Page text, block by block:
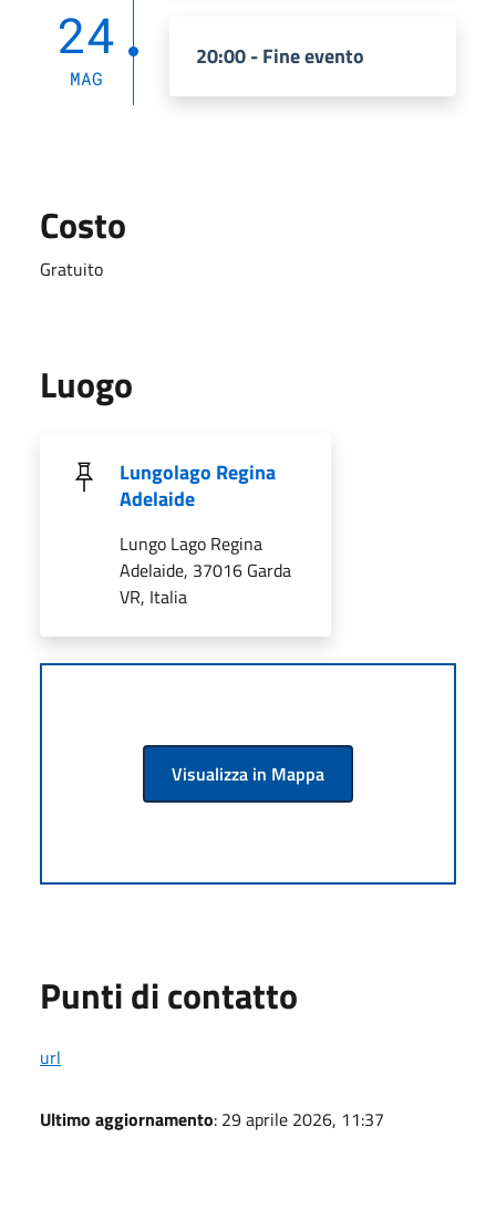
24
MAG
20:00 - Fine evento
Costo
Gratuito
Luogo
Lungolago Regina
Adelaide
Lungo Lago Regina
Adelaide, 37016 Garda
VR, Italia
Visualizza in Mappa
Punti di contatto
url
Ultimo aggiornamento: 29 aprile 2026, 11:37